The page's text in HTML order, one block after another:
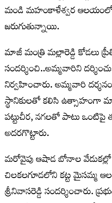
మండి మహంకాళేశ్వర
జరుగుతున్నాయి.
మాజీ మంత్రి మల్లారెడ్డి కోడలు
సందర్శించి..అమ్మవారిని
నిర్వహించారు. అమ్మవారి
స్థానికులతో కలిసి ఉత్సాహంగా
పట్టుచీర, నగలతో పాటు
అదరగొట్టారు.
మరోవైపు ఆషాడ బోనాల
చిలకలగూడలోని కట్ట మైసమ్మ
శ్రీనివాసరెడ్డి సందర్శించారు.